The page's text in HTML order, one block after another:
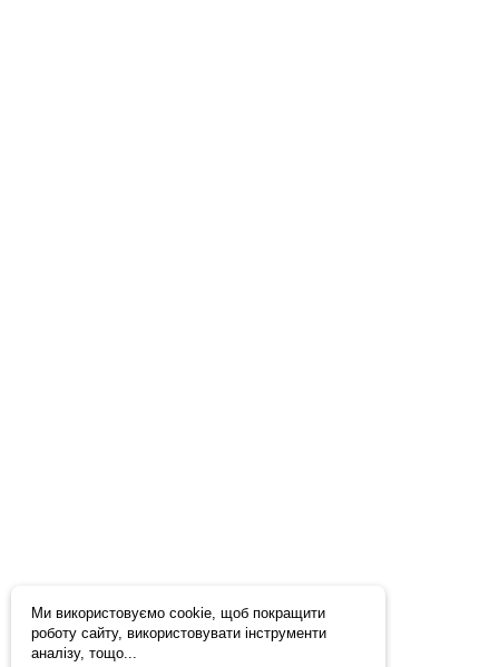
Ми використовуємо cookie, щоб покращити
роботу сайту, використовувати інструменти
аналізу, тощо...